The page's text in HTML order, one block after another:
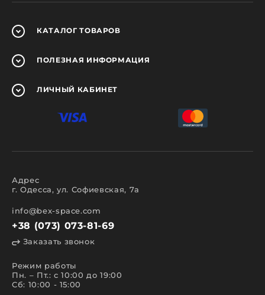
КАТАЛОГ ТОВАРОВ
ПОЛЕЗНАЯ ИНФОРМАЦИЯ
ЛИЧНЫЙ КАБИНЕТ
Адрес
г. Одесса, ул. Софиевская, 7а
info@bex-space.com
+38 (073) 073-81-69
Заказать звонок
Режим работы
Пн. – Пт.: с 10:00 до 19:00
Сб: 10:00 - 15:00